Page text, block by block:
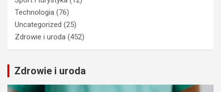
Technologia (76)
Uncategorized (25)
Zdrowie i uroda (452)
Zdrowie i uroda